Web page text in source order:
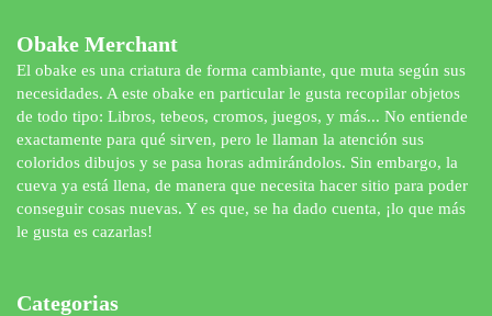
Obake Merchant
El obake es una criatura de forma cambiante, que muta según sus
necesidades. A este obake en particular le gusta recopilar objetos
de todo tipo: Libros, tebeos, cromos, juegos, y más... No entiende
exactamente para qué sirven, pero le llaman la atención sus
coloridos dibujos y se pasa horas admirándolos. Sin embargo, la
cueva ya está llena, de manera que necesita hacer sitio para poder
conseguir cosas nuevas. Y es que, se ha dado cuenta, ¡lo que más
le gusta es cazarlas!
Categorias